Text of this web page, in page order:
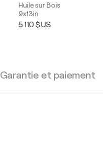
Huile sur Bois
9x13in
5 110 $US
Garantie et paiement